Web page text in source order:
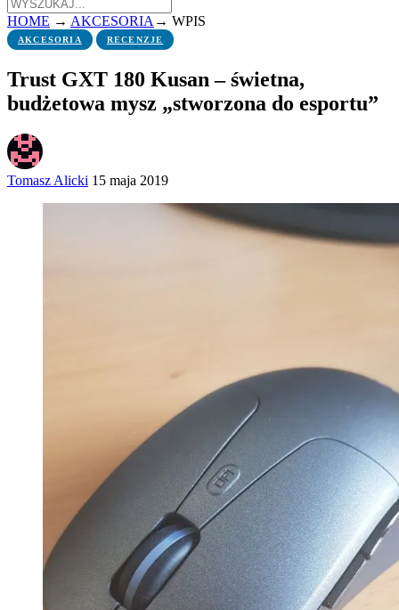
HOME → AKCESORIA → WPIS
AKCESORIA RECENZJE
Trust GXT 180 Kusan – świetna,
budżetowa mysz „stworzona do esportu”
Tomasz Alicki 15 maja 2019